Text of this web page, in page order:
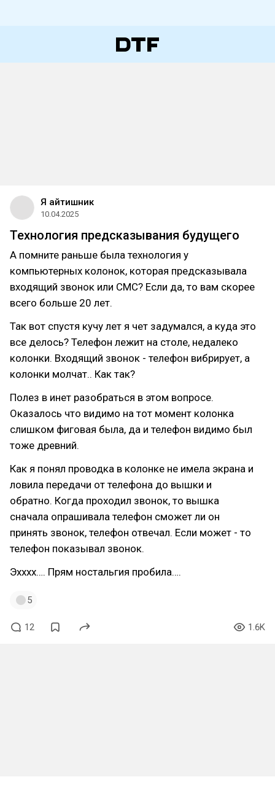
Я айтишник
10.04.2025
Технология предсказывания будущего
А помните раньше была технология у
компьютерных колонок, которая предсказывала
входящий звонок или СМС? Если да, то вам скорее
всего больше 20 лет.
Так вот спустя кучу лет я чет задумался, а куда это
все делось? Телефон лежит на столе, недалеко
колонки. Входящий звонок - телефон вибрирует, а
колонки молчат.. Как так?
Полез в инет разобраться в этом вопросе.
Оказалось что видимо на тот момент колонка
слишком фиговая была, да и телефон видимо был
тоже древний.
Как я понял проводка в колонке не имела экрана и
ловила передачи от телефона до вышки и
обратно. Когда проходил звонок, то вышка
сначала опрашивала телефон сможет ли он
принять звонок, телефон отвечал. Если может - то
телефон показывал звонок.
Эхххх…. Прям ностальгия пробила….
5
12 1.6K